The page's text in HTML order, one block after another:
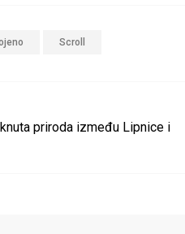
Scroll
priroda između Lipnice i